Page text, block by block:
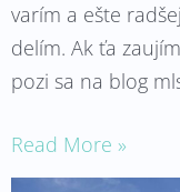
varím a ešte
delím. Ak ťa
pozi sa na blog
Read More »